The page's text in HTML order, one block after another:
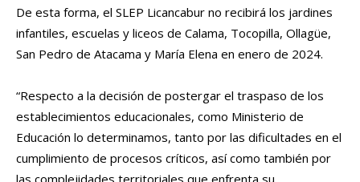
De esta forma, el SLEP Licancabur no recibirá los jardines
infantiles, escuelas y liceos de Calama, Tocopilla, Ollagüe,
San Pedro de Atacama y María Elena en enero de 2024.
“Respecto a la decisión de postergar el traspaso de los
establecimientos educacionales, como Ministerio de
Educación lo determinamos, tanto por las dificultades en el
cumplimiento de procesos críticos, así como también por